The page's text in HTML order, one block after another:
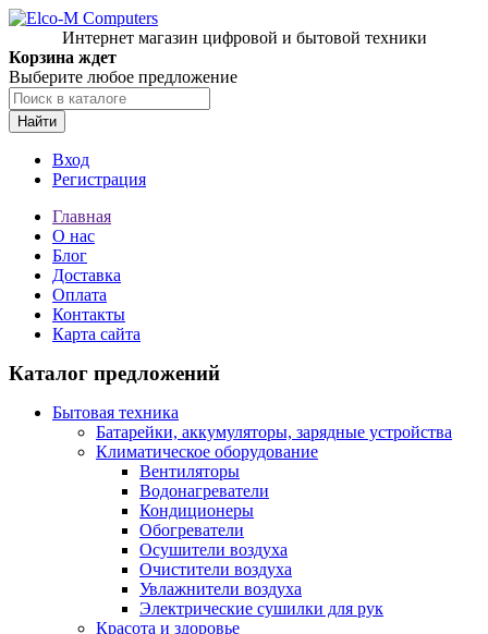
Интернет магазин цифровой и бытовой техники
Корзина ждет
Выберите любое предложение
Найти
Вход
Регистрация
Главная
О нас
Блог
Доставка
Оплата
Контакты
Карта сайта
Каталог предложений
Бытовая техника
Батарейки, аккумуляторы, зарядные устройства
Климатическое оборудование
Вентиляторы
Водонагреватели
Кондиционеры
Обогреватели
Осушители воздуха
Очистители воздуха
Увлажнители воздуха
Электрические сушилки для рук
Красота и здоровье